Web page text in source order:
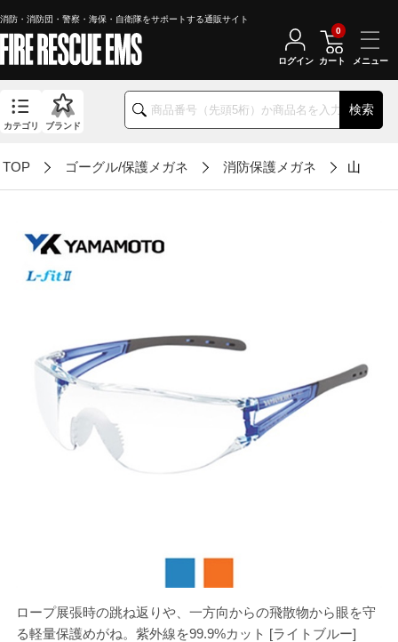
消防・消防団・警察・海保・自衛隊をサポートする通販サイト
検索
カテゴリ ブランド
ログイン カート
0
TOP ゴーグル/保護メガネ 消防保護メガネ 山本光
ロープ展張時の跳ね返りや、一方向からの飛散物から眼を守
る軽量保護めがね。紫外線を99.9%カット [ライトブルー]